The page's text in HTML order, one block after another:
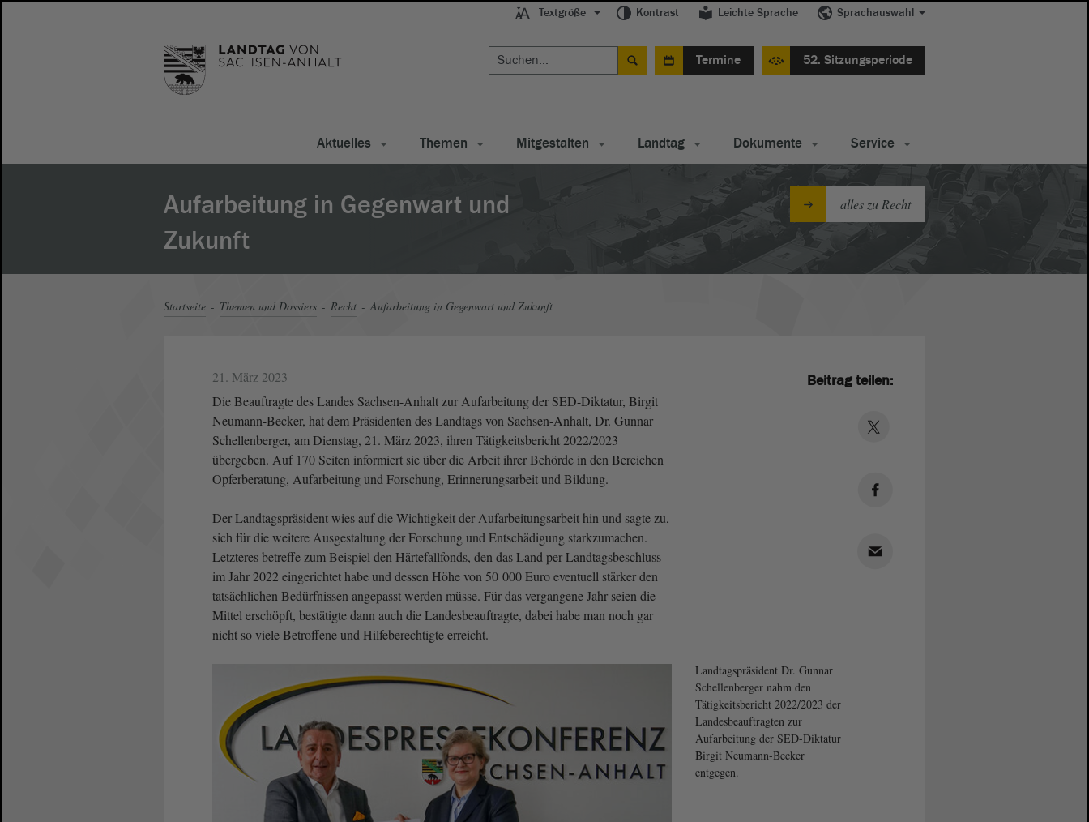
Textgröße Kontrast Leichte Sprache Sprachauswahl
Termine 52. Sitzungsperiode
Aktuelles Themen Mitgestalten Landtag Dokumente Service
Aufarbeitung in Gegenwart und
Zukunft
alles zu Recht
Startseite Themen und Dossiers Recht Aufarbeitung in Gegenwart und Zukunft
21. März 2023
Die Beauftragte des Landes Sachsen-Anhalt zur Aufarbeitung der SED-Diktatur, Birgit
Neumann-Becker, hat dem Präsidenten des Landtags von Sachsen-Anhalt, Dr. Gunnar
Schellenberger, am Dienstag, 21. März 2023, ihren Tätigkeitsbericht 2022/2023
übergeben. Auf 170 Seiten informiert sie über die Arbeit ihrer Behörde in den Bereichen
Opferberatung, Aufarbeitung und Forschung, Erinnerungsarbeit und Bildung.
Der Landtagspräsident wies auf die Wichtigkeit der Aufarbeitungsarbeit hin und sagte zu,
sich für die weitere Ausgestaltung der Forschung und Entschädigung starkzumachen.
Letzteres betreffe zum Beispiel den Härtefallfonds, den das Land per Landtagsbeschluss
im Jahr 2022 eingerichtet habe und dessen Höhe von 50 000 Euro eventuell stärker den
tatsächlichen Bedürfnissen angepasst werden müsse. Für das vergangene Jahr seien die
Mittel erschöpft, bestätigte dann auch die Landesbeauftragte, dabei habe man noch gar
nicht so viele Betroffene und Hilfeberechtigte erreicht.
Landtagspräsident Dr. Gunnar
Schellenberger nahm den
Tätigkeitsbericht 2022/2023 der
Landesbeauftragten zur
Aufarbeitung der SED-Diktatur
Birgit Neumann-Becker
entgegen.
Beitrag teilen: